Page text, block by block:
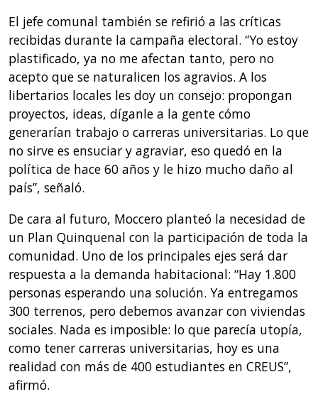
El jefe comunal también se refirió a las críticas
recibidas durante la campaña electoral. “Yo estoy
plastificado, ya no me afectan tanto, pero no
acepto que se naturalicen los agravios. A los
libertarios locales les doy un consejo: propongan
proyectos, ideas, díganle a la gente cómo
generarían trabajo o carreras universitarias. Lo que
no sirve es ensuciar y agraviar, eso quedó en la
política de hace 60 años y le hizo mucho daño al
país”, señaló.
De cara al futuro, Moccero planteó la necesidad de
un Plan Quinquenal con la participación de toda la
comunidad. Uno de los principales ejes será dar
respuesta a la demanda habitacional: “Hay 1.800
personas esperando una solución. Ya entregamos
300 terrenos, pero debemos avanzar con viviendas
sociales. Nada es imposible: lo que parecía utopía,
como tener carreras universitarias, hoy es una
realidad con más de 400 estudiantes en CREUS”,
afirmó.